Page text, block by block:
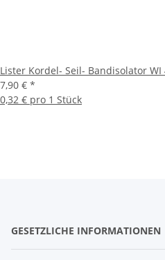
Lister Kordel- Seil- Bandisolator WI
7,90 € *
0,32 € pro 1 Stück
GESETZLICHE INFORMATIONEN